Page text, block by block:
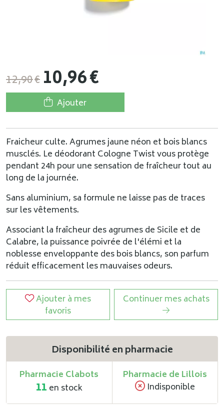
12,90€ 10,96€
Ajouter
Fraicheur culte. Agrumes jaune néon et bois blancs
musclés. Le déodorant Cologne Twist vous protège
pendant 24h pour une sensation de fraîcheur tout au
long de la journée.
Sans aluminium, sa formule ne laisse pas de traces
sur les vêtements.
Associant la fraîcheur des agrumes de Sicile et de
Calabre, la puissance poivrée de l'élémi et la
noblesse enveloppante des bois blancs, son parfum
réduit efficacement les mauvaises odeurs.
Ajouter à mes
favoris
Continuer mes achats
Disponibilité en pharmacie
Pharmacie Clabots
11 en stock
Pharmacie de Lillois
Indisponible